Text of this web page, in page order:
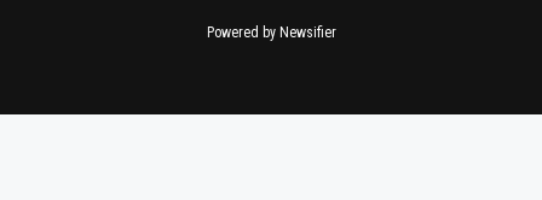
Powered by Newsifier